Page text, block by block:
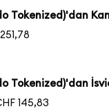
Tokenized)'dan
Tokenized)'dan
145,83